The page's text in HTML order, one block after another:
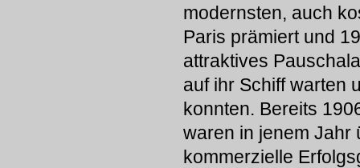
modernsten, auch
Paris prämiert und
attraktives
auf ihr Schiff warten
konnten. Bereits
waren in jenem Jahr
kommerzielle